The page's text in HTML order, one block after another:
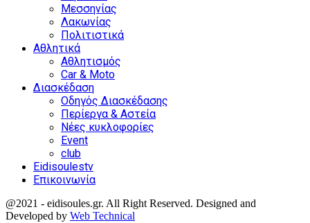
Μεσσηνίας
Λακωνίας
Πολιτιστικά
Αθλητικά
Αθλητισμός
Car & Moto
Διασκέδαση
Οδηγός Διασκέδασης
Περίεργα & Αστεία
Νέες κυκλοφορίες
Event
club
Eidisoulestv
Επικοινωνία
@2021 - eidisoules.gr. All Right Reserved. Designed and
Developed by Web Technical